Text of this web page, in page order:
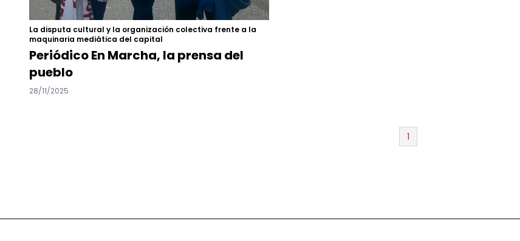
La disputa cultural y la organización colectiva frente a la
maquinaria mediática del capital
Periódico En Marcha, la prensa del
pueblo
28/11/2025
1